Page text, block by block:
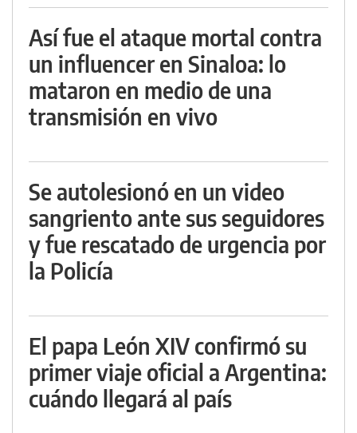
Así fue el ataque mortal contra
un influencer en Sinaloa: lo
mataron en medio de una
transmisión en vivo
Se autolesionó en un video
sangriento ante sus seguidores
y fue rescatado de urgencia por
la Policía
El papa León XIV confirmó su
primer viaje oficial a Argentina:
cuándo llegará al país